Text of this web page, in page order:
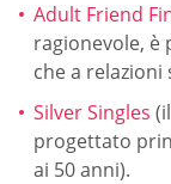
Adult Friend
ragionevole,
che a relazioni
Silver Singles
progettato
ai 50 anni).